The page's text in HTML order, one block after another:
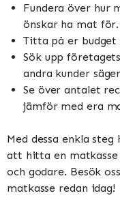
Fundera över hur
önskar ha mat för.
Titta på er budget
Sök upp
andra kunder
Se över antalet
jämför med era
Med dessa enkla steg
att hitta en matkasse
och godare. Besök
matkasse redan idag!